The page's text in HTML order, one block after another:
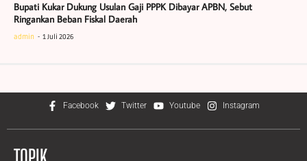
Bupati Kukar Dukung Usulan Gaji PPPK Dibayar APBN, Sebut
Ringankan Beban Fiskal Daerah
admin 1 Juli 2026
Facebook Twitter Youtube Instagram